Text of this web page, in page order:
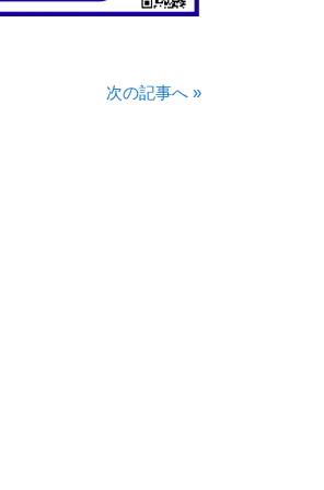
次の記事へ »